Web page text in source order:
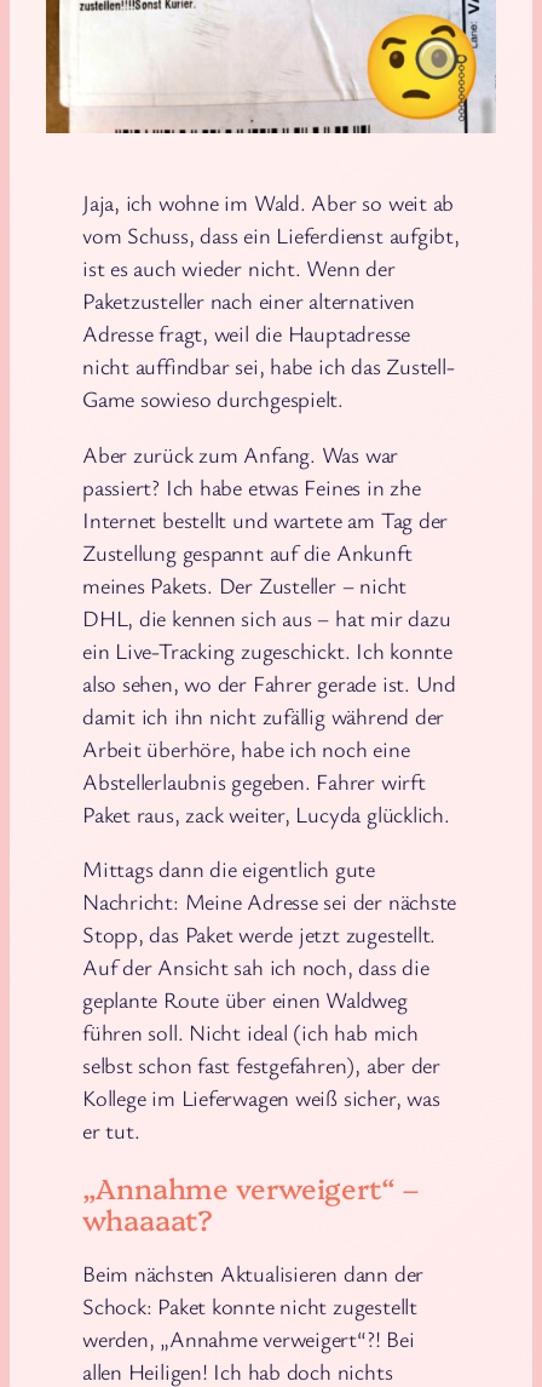
Jaja, ich wohne im Wald. Aber so weit ab
vom Schuss, dass ein Lieferdienst aufgibt,
ist es auch wieder nicht. Wenn der
Paketzusteller nach einer alternativen
Adresse fragt, weil die Hauptadresse
nicht auffindbar sei, habe ich das Zustell-
Game sowieso durchgespielt.
Aber zurück zum Anfang. Was war
passiert? Ich habe etwas Feines in zhe
Internet bestellt und wartete am Tag der
Zustellung gespannt auf die Ankunft
meines Pakets. Der Zusteller – nicht
DHL, die kennen sich aus – hat mir dazu
ein Live-Tracking zugeschickt. Ich konnte
also sehen, wo der Fahrer gerade ist. Und
damit ich ihn nicht zufällig während der
Arbeit überhöre, habe ich noch eine
Abstellerlaubnis gegeben. Fahrer wirft
Paket raus, zack weiter, Lucyda glücklich.
Mittags dann die eigentlich gute
Nachricht: Meine Adresse sei der nächste
Stopp, das Paket werde jetzt zugestellt.
Auf der Ansicht sah ich noch, dass die
geplante Route über einen Waldweg
führen soll. Nicht ideal (ich hab mich
selbst schon fast festgefahren), aber der
Kollege im Lieferwagen weiß sicher, was
er tut.
„Annahme verweigert“ –
whaaaat?
Beim nächsten Aktualisieren dann der
Schock: Paket konnte nicht zugestellt
werden, „Annahme verweigert“?! Bei
allen Heiligen! Ich hab doch nichts